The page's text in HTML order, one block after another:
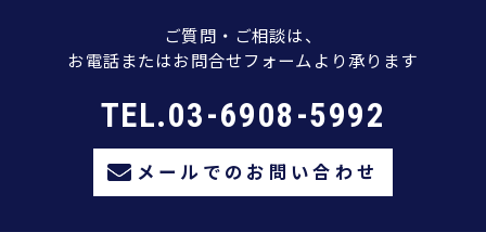
ご質問・ご相談は、
お電話またはお問合せフォームより承ります
TEL.03-6908-5992
メールでのお問い合わせ